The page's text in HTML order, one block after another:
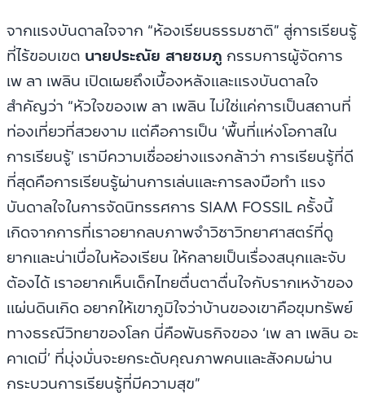
จากแรงบันดาลใจจาก “ห้องเรียนธรรมชาติ” สู่การเรียนรู้
ที่ไร้ขอบเขต นายประณัย สายชมภู กรรมการผู้จัดการ
เพ ลา เพลิน เปิดเผยถึงเบื้องหลังและแรงบันดาลใจ
สำคัญว่า “หัวใจของเพ ลา เพลิน ไม่ใช่แค่การเป็นสถานที่
ท่องเที่ยวที่สวยงาม แต่คือการเป็น ‘พื้นที่แห่งโอกาสใน
การเรียนรู้’ เรามีความเชื่ออย่างแรงกล้าว่า การเรียนรู้ที่ดี
ที่สุดคือการเรียนรู้ผ่านการเล่นและการลงมือทำ แรง
บันดาลใจในการจัดนิทรรศการ SIAM FOSSIL ครั้งนี้
เกิดจากการที่เราอยากลบภาพจำวิชาวิทยาศาสตร์ที่ดู
ยากและน่าเบื่อในห้องเรียน ให้กลายเป็นเรื่องสนุกและจับ
ต้องได้ เราอยากเห็นเด็กไทยตื่นตาตื่นใจกับรากเหง้าของ
แผ่นดินเกิด อยากให้เขาภูมิใจว่าบ้านของเขาคือขุมทรัพย์
ทางธรณีวิทยาของโลก นี่คือพันธกิจของ ‘เพ ลา เพลิน อะ
คาเดมี่’ ที่มุ่งมั่นจะยกระดับคุณภาพคนและสังคมผ่าน
กระบวนการเรียนรู้ที่มีความสุข”